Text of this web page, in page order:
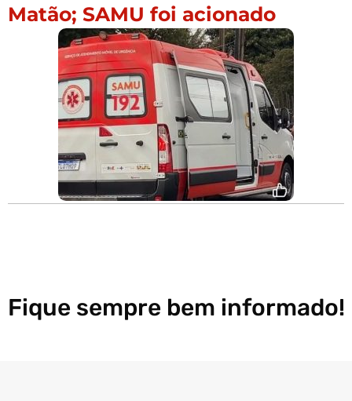
Matão; SAMU foi acionado
Fique sempre bem informado!